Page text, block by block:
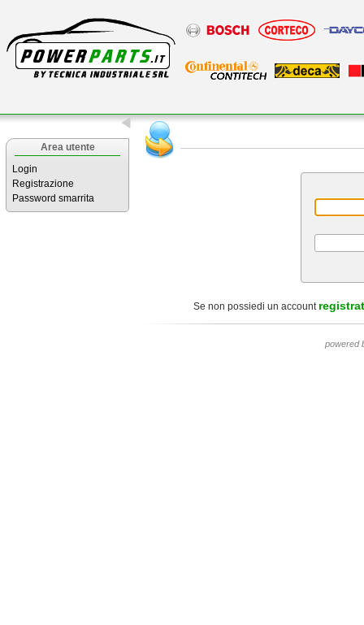
Area utente
Login
Registrazione
Password smarrita
Se non possiedi un account
powered